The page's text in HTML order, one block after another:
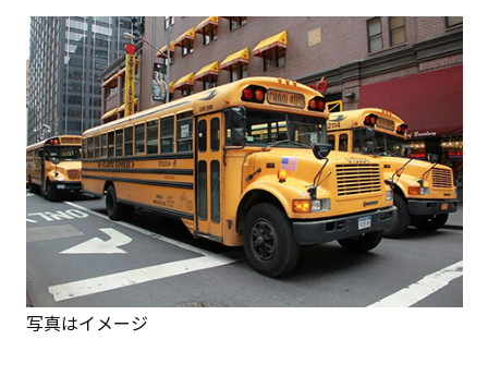
写真はイメージ